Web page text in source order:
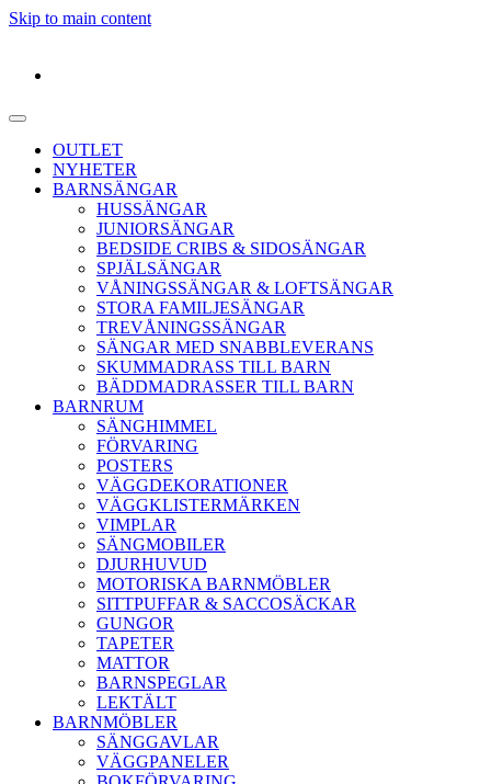
Skip to main content
OUTLET
NYHETER
BARNSÄNGAR
HUSSÄNGAR
JUNIORSÄNGAR
BEDSIDE CRIBS & SIDOSÄNGAR
SPJÄLSÄNGAR
VÅNINGSSÄNGAR & LOFTSÄNGAR
STORA FAMILJESÄNGAR
TREVÅNINGSSÄNGAR
SÄNGAR MED SNABBLEVERANS
SKUMMADRASS TILL BARN
BÄDDMADRASSER TILL BARN
BARNRUM
SÄNGHIMMEL
FÖRVARING
POSTERS
VÄGGDEKORATIONER
VÄGGKLISTERMÄRKEN
VIMPLAR
SÄNGMOBILER
DJURHUVUD
MOTORISKA BARNMÖBLER
SITTPUFFAR & SACCOSÄCKAR
GUNGOR
TAPETER
MATTOR
BARNSPEGLAR
LEKTÄLT
BARNMÖBLER
SÄNGGAVLAR
VÄGGPANELER